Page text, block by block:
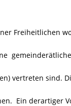
Freiheitlichen
vertreten sind.
Ein derartiger